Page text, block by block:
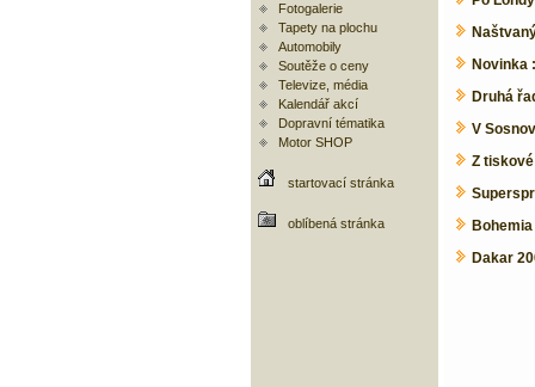
Fotogalerie
Tapety na plochu
Automobily
Soutěže o ceny
Televize, média
Kalendář akcí
Dopravní tématika
Motor SHOP
startovací stránka
oblíbená stránka
Novinka
Druhá
V
Z
Dakar